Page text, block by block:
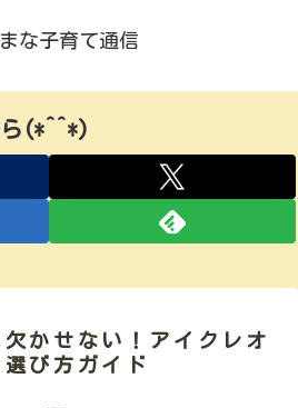
な子育て通信
ら(*^^*)
かせない！アイクレオ
び方ガイド